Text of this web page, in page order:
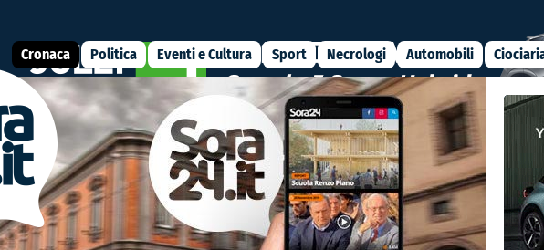
Cronaca Politica Eventi e Cultura Sport Necrologi Automobili